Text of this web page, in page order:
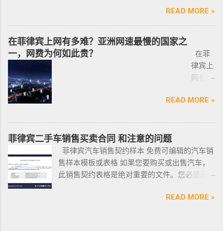
优先使用TG免验证，咨询请主动告知咨询项
目，菲律宾MAKATI 实体公司，客户 隐私保护
安全 可靠，可以安排工作人员上门取...
8 小
飞机
998 菲
律宾马
尼拉
——移
民局
民，他
们只能
在 3 月
供帮助. 我们的运营团队拥有数十年在菲律宾生
态。 ●菲律宾998不动产机构 998 Real Estate
长期紧密协作知名的菲律宾各大地产开发商以
及合规中介资源公司为主要合作伙伴，集合更
多资源，能针对外国投资者提供从不动产精
产养护 等全方位管理服务； 菲律宾998不动产
断提升客户体验，推动菲律宾行业的进步，让
房产交易变得更加轻松和愉悦！ ●我们珍惜每一
位客户的托付，客户的信赖是我们最大的动
力。 任何关于菲律宾房产买卖 交易 相关的问题
欢迎咨询 我们 Telegram 电报 @VBW777 但随
复，预计今年供应将再次强劲增长。事实上，
印尼办
理印尼
亚出发
前往印
尼办理
印尼签
印尼办
理印尼
签证？
出发前
Pre-Arranged Employment Visa SERVICE PHILIPPINES Special
Investor’s Resident Visa SERVICE PHILIPPINES Special
Resident Retiree’s Visa SERVICE It’s Business Permit Renewal
Time for 2022 PHILIPPINES PHILIPPINES Business Structures
and Entities SERVICE PHILIPPINES Office Setup Services
PHILIPPINES Human Resources Consulting SERVICE
PHILIPPINES Call Center and BPO Setup SERVICE PHILIPPINES
Recruitment & Executive Search Services PHILIPPINES Tax
SERVICE PHILIPPINES Labor Consulting SERVICE PHILIPPINES
Setting-Up a Representative Office SERVICE PHILIPPINES
Forming a Corporation service PHILIPPINES Visa and
Immigration Service PHILIPPINES Sole Proprietorship Busin...
READ MORE »
在菲律宾上网有多难？亚洲网速最慢的国家之
一，网费为何如此贵？
在菲
律宾上
网有多
为一名
律宾有
游学经
验的小
编，我
方面还
READ MORE »
菲律宾二手车销售买卖合同 和注意的问题
菲律宾汽车销售契约样本 免费可编辑的汽车销
售样本模板或表格 如果您要购买或出售汽车，
此销售契约表格是绝对重要的文件。您必须正
可以为您将来节省大量工作和头痛。这是一个
READ MORE »